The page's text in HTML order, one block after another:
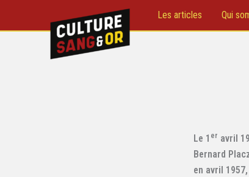
Les articles Qui
Le 1 er avril
Bernard
en avril